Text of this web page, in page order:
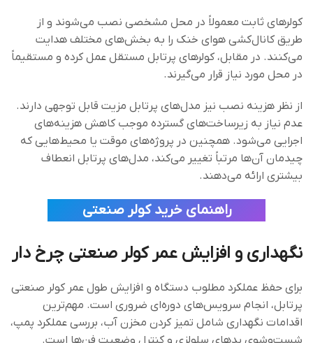
کولرهای ثابت معمولاً در محل مشخصی نصب می‌شوند و از
طریق کانال‌کشی هوای خنک را به بخش‌های مختلف هدایت
می‌کنند. در مقابل، کولرهای پرتابل مستقل عمل کرده و مستقیماً
در محل مورد نیاز قرار می‌گیرند.
از نظر هزینه نصب نیز مدل‌های پرتابل مزیت قابل توجهی دارند.
عدم نیاز به زیرساخت‌های گسترده موجب کاهش هزینه‌های
اجرایی می‌شود. همچنین در پروژه‌های موقت یا محیط‌هایی که
چیدمان آن‌ها مرتباً تغییر می‌کند، مدل‌های پرتابل انعطاف
بیشتری ارائه می‌دهند.
راهنمای خرید کولر صنعتی
نگهداری و افزایش عمر کولر صنعتی چرخ دار
برای حفظ عملکرد مطلوب دستگاه و افزایش طول عمر کولر صنعتی
پرتابل، انجام سرویس‌های دوره‌ای ضروری است. مهم‌ترین
اقدامات نگهداری شامل تمیز کردن مخزن آب، بررسی عملکرد پمپ،